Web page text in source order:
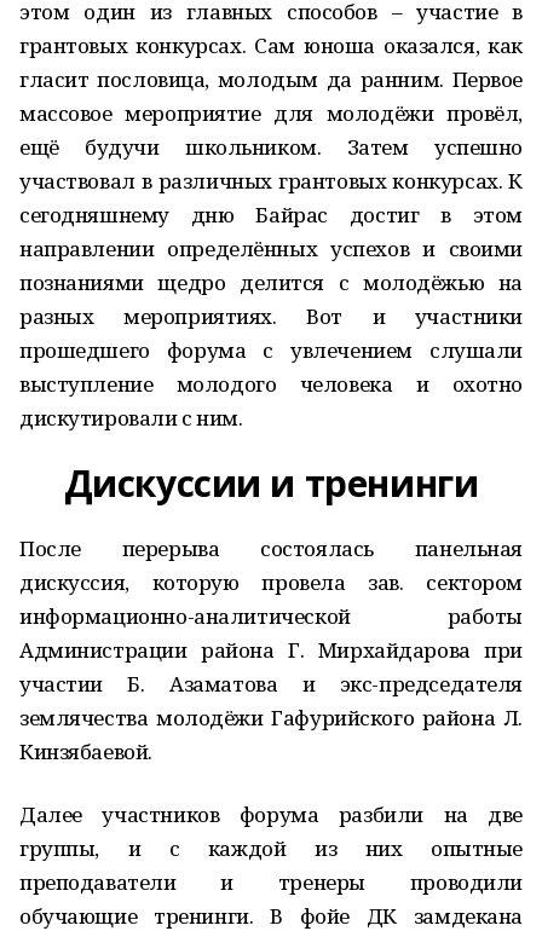
этом один из главных способов – участие в
грантовых конкурсах. Сам юноша оказался, как
гласит пословица, молодым да ранним. Первое
массовое мероприятие для молодёжи провёл,
ещё будучи школьником. Затем успешно
участвовал в различных грантовых конкурсах. К
сегодняшнему дню Байрас достиг в этом
направлении определённых успехов и своими
познаниями щедро делится с молодёжью на
разных мероприятиях. Вот и участники
прошедшего форума с увлечением слушали
выступление молодого человека и охотно
дискутировали с ним.
Дискуссии и тренинги
После перерыва состоялась панельная
дискуссия, которую провела зав. сектором
информационно-аналитической работы
Администрации района Г. Мирхайдарова при
участии Б. Азаматова и экс-председателя
землячества молодёжи Гафурийского района Л.
Кинзябаевой.
Далее участников форума разбили на две
группы, и с каждой из них опытные
преподаватели и тренеры проводили
обучающие тренинги. В фойе ДК замдекана